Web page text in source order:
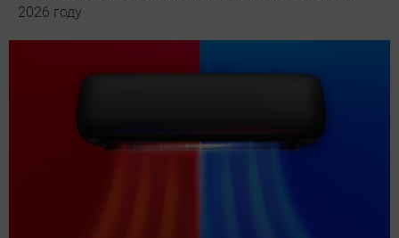
2026 году